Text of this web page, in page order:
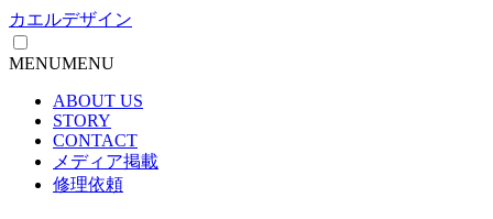
カエルデザイン
MENUMENU
ABOUT US
STORY
CONTACT
メディア掲載
修理依頼